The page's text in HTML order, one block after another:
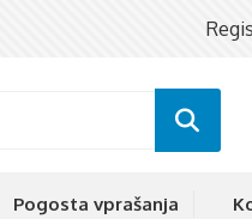
Pogosta vprašanja